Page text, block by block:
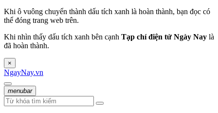
Khi ô vuông chuyển thành dấu tích xanh là hoàn thành, bạn đọc có
thể đóng trang web trên.
Khi nhìn thấy dấu tích xanh bên cạnh Tạp chí điện tử Ngày Nay là
đã hoàn thành.
×
NgayNay.vn
menubar